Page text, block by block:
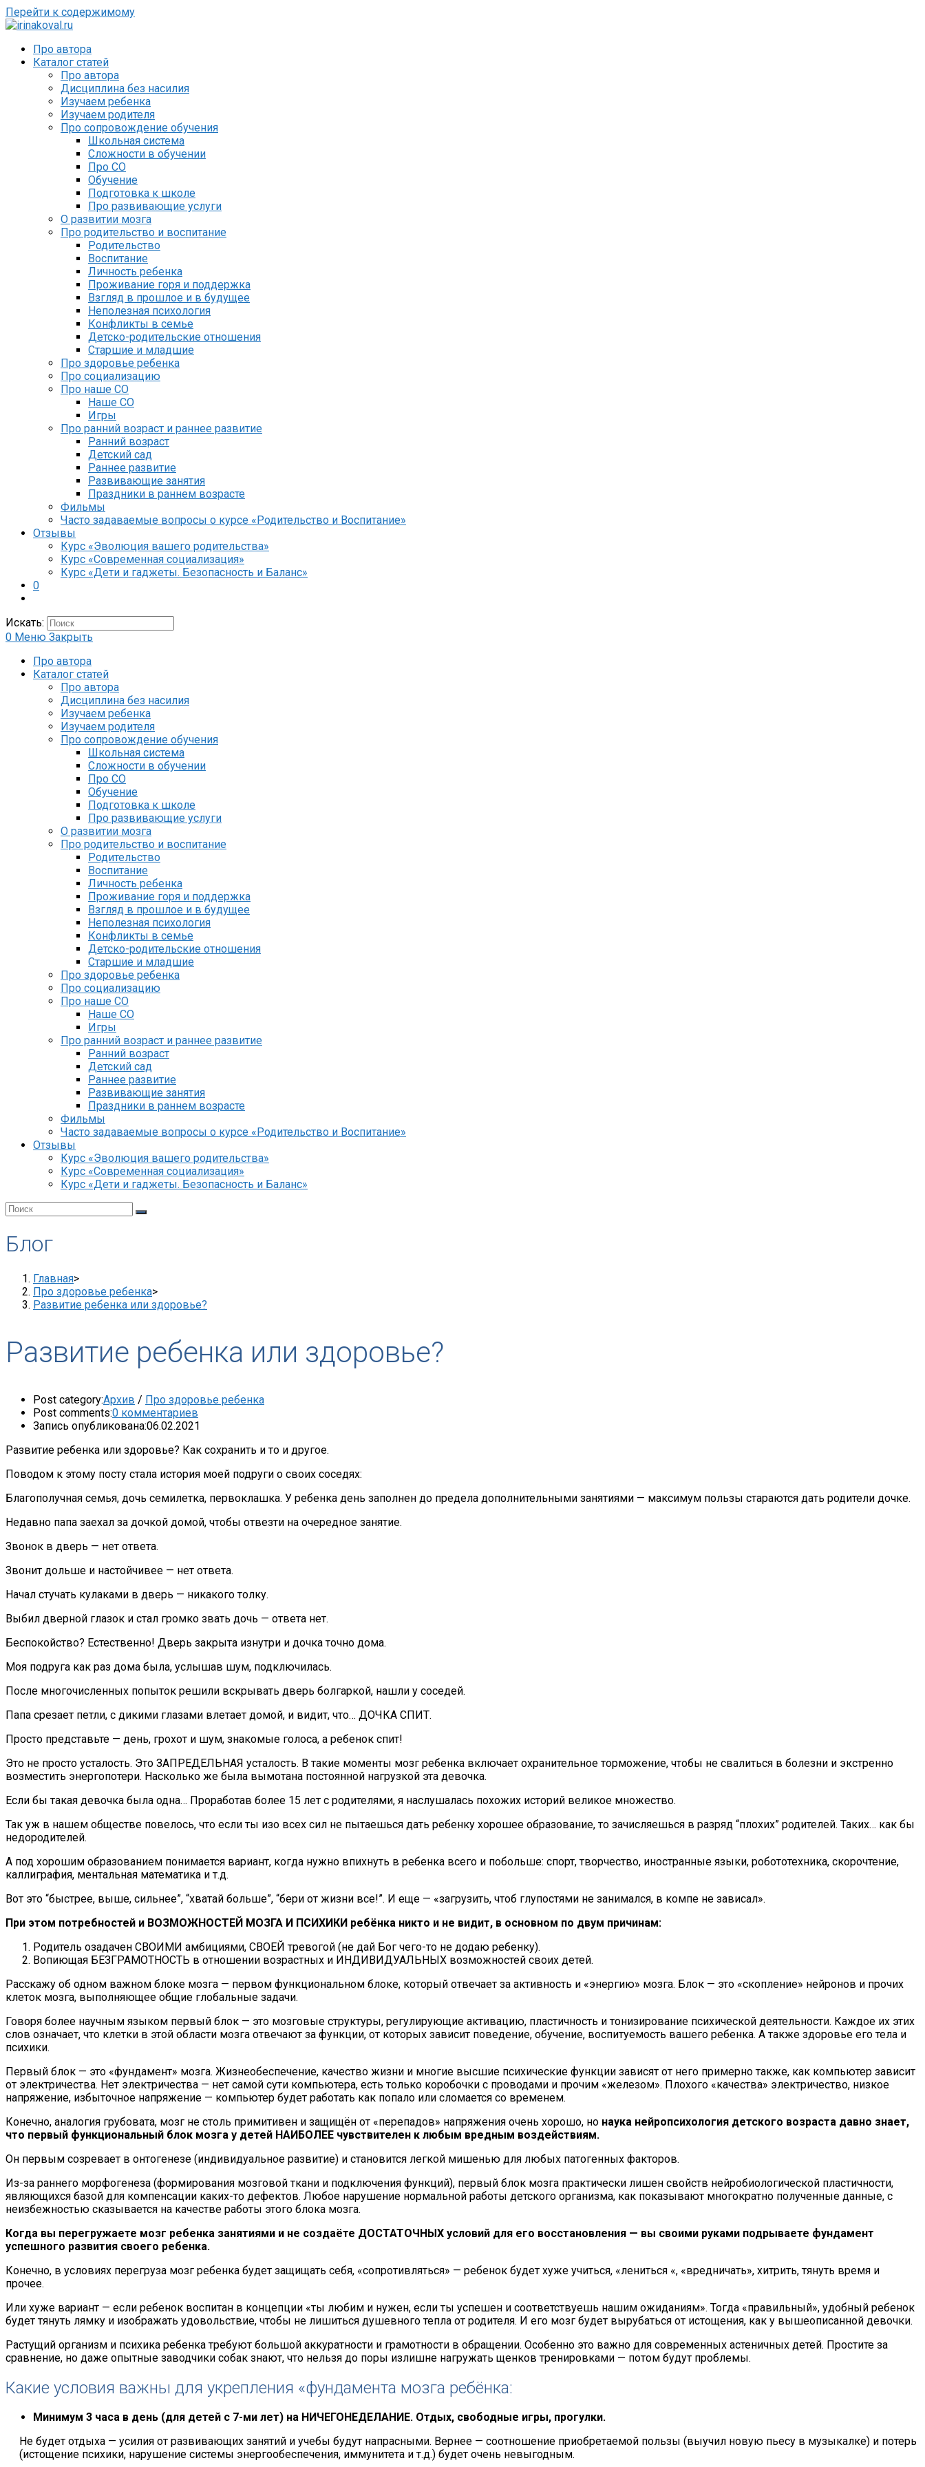
Перейти к содержимому
Про автора
Каталог статей
Про автора
Дисциплина без насилия
Изучаем ребенка
Изучаем родителя
Про сопровождение обучения
Школьная система
Сложности в обучении
Про СО
Обучение
Подготовка к школе
Про развивающие услуги
О развитии мозга
Про родительство и воспитание
Родительство
Воспитание
Личность ребенка
Проживание горя и поддержка
Взгляд в прошлое и в будущее
Неполезная психология
Конфликты в семье
Детско-родительские отношения
Старшие и младшие
Про здоровье ребенка
Про социализацию
Про наше СО
Наше СО
Игры
Про ранний возраст и раннее развитие
Ранний возраст
Детский сад
Раннее развитие
Развивающие занятия
Праздники в раннем возрасте
Фильмы
Часто задаваемые вопросы о курсе «Родительство и Воспитание»
Отзывы
Курс «Эволюция вашего родительства»
Курс «Современная социализация»
Курс «Дети и гаджеты. Безопасность и Баланс»
0
Искать:
0 Меню Закрыть
Про автора
Каталог статей
Про автора
Дисциплина без насилия
Изучаем ребенка
Изучаем родителя
Про сопровождение обучения
Школьная система
Сложности в обучении
Про СО
Обучение
Подготовка к школе
Про развивающие услуги
О развитии мозга
Про родительство и воспитание
Родительство
Воспитание
Личность ребенка
Проживание горя и поддержка
Взгляд в прошлое и в будущее
Неполезная психология
Конфликты в семье
Детско-родительские отношения
Старшие и младшие
Про здоровье ребенка
Про социализацию
Про наше СО
Наше СО
Игры
Про ранний возраст и раннее развитие
Ранний возраст
Детский сад
Раннее развитие
Развивающие занятия
Праздники в раннем возрасте
Фильмы
Часто задаваемые вопросы о курсе «Родительство и Воспитание»
Отзывы
Курс «Эволюция вашего родительства»
Курс «Современная социализация»
Курс «Дети и гаджеты. Безопасность и Баланс»
Блог
Главная>
Про здоровье ребенка>
Развитие ребенка или здоровье?
Развитие ребенка или здоровье?
Post category:Архив / Про здоровье ребенка
Post comments:0 комментариев
Запись опубликована:06.02.2021
Развитие ребенка или здоровье? Как сохранить и то и другое.
Поводом к этому посту стала история моей подруги о своих соседях:
Благополучная семья, дочь семилетка, первоклашка. У ребенка день заполнен до предела дополнительными занятиями — максимум пользы стараются дать родители дочке.
Недавно папа заехал за дочкой домой, чтобы отвезти на очередное занятие.
Звонок в дверь — нет ответа.
Звонит дольше и настойчивее — нет ответа.
Начал стучать кулаками в дверь — никакого толку.
Выбил дверной глазок и стал громко звать дочь — ответа нет.
Беспокойство? Естественно! Дверь закрыта изнутри и дочка точно дома.
Моя подруга как раз дома была, услышав шум, подключилась.
После многочисленных попыток решили вскрывать дверь болгаркой, нашли у соседей.
Папа срезает петли, с дикими глазами влетает домой, и видит, что… ДОЧКА СПИТ.
Просто представьте — день, грохот и шум, знакомые голоса, а ребенок спит!
Это не просто усталость. Это ЗАПРЕДЕЛЬНАЯ усталость. В такие моменты мозг ребенка включает охранительное торможение, чтобы не свалиться в болезни и экстренно
возместить энергопотери. Насколько же была вымотана постоянной нагрузкой эта девочка.
Если бы такая девочка была одна… Проработав более 15 лет с родителями, я наслушалась похожих историй великое множество.
Так уж в нашем обществе повелось, что если ты изо всех сил не пытаешься дать ребенку хорошее образование, то зачисляешься в разряд “плохих” родителей. Таких… как бы
недородителей.
А под хорошим образованием понимается вариант, когда нужно впихнуть в ребенка всего и побольше: спорт, творчество, иностранные языки, робототехника, скорочтение,
каллиграфия, ментальная математика и т.д.
Вот это “быстрее, выше, сильнее”, “хватай больше”, “бери от жизни все!”. И еще — «загрузить, чтоб глупостями не занимался, в компе не зависал».
При этом потребностей и ВОЗМОЖНОСТЕЙ МОЗГА И ПСИХИКИ ребёнка никто и не видит, в основном по двум причинам:
Родитель озадачен СВОИМИ амбициями, СВОЕЙ тревогой (не дай Бог чего-то не додаю ребенку).
Вопиющая БЕЗГРАМОТНОСТЬ в отношении возрастных и ИНДИВИДУАЛЬНЫХ возможностей своих детей.
Расскажу об одном важном блоке мозга — первом функциональном блоке, который отвечает за активность и «энергию» мозга. Блок — это «скопление» нейронов и прочих
клеток мозга, выполняющее общие глобальные задачи.
Говоря более научным языком первый блок — это мозговые структуры, регулирующие активацию, пластичность и тонизирование психической деятельности. Каждое их этих
слов означает, что клетки в этой области мозга отвечают за функции, от которых зависит поведение, обучение, воспитуемость вашего ребенка. А также здоровье его тела и
психики.
Первый блок — это «фундамент» мозга. Жизнеобеспечение, качество жизни и многие высшие психические функции зависят от него примерно также, как компьютер зависит
от электричества. Нет электричества — нет самой сути компьютера, есть только коробочки с проводами и прочим «железом». Плохого «качества» электричество, низкое
напряжение, избыточное напряжение — компьютер будет работать как попало или сломается со временем.
Конечно, аналогия грубовата, мозг не столь примитивен и защищён от «перепадов» напряжения очень хорошо, но наука нейропсихология детского возраста давно знает,
что первый функциональный блок мозга у детей НАИБОЛЕЕ чувствителен к любым вредным воздействиям.
Он первым созревает в онтогенезе (индивидуальное развитие) и становится легкой мишенью для любых патогенных факторов.
Из-за раннего морфогенеза (формирования мозговой ткани и подключения функций), первый блок мозга практически лишен свойств нейробиологической пластичности,
являющихся базой для компенсации каких-то дефектов. Любое нарушение нормальной работы детского организма, как показывают многократно полученные данные, с
неизбежностью сказывается на качестве работы этого блока мозга.
Когда вы перегружаете мозг ребенка занятиями и не создаёте ДОСТАТОЧНЫХ условий для его восстановления — вы своими руками подрываете фундамент
успешного развития своего ребенка.
Конечно, в условиях перегруза мозг ребенка будет защищать себя, «сопротивляться» — ребенок будет хуже учиться, «лениться «, «вредничать», хитрить, тянуть время и
прочее.
Или хуже вариант — если ребенок воспитан в концепции «ты любим и нужен, если ты успешен и соответствуешь нашим ожиданиям». Тогда «правильный», удобный ребенок
будет тянуть лямку и изображать удовольствие, чтобы не лишиться душевного тепла от родителя. И его мозг будет вырубаться от истощения, как у вышеописанной девочки.
Растущий организм и психика ребенка требуют большой аккуратности и грамотности в обращении. Особенно это важно для современных астеничных детей. Простите за
сравнение, но даже опытные заводчики собак знают, что нельзя до поры излишне нагружать щенков тренировками — потом будут проблемы.
Какие условия важны для укрепления «фундамента мозга ребёнка:
Минимум 3 часа в день (для детей с 7-ми лет) на НИЧЕГОНЕДЕЛАНИЕ. Отдых, свободные игры, прогулки.
Не будет отдыха — усилия от развивающих занятий и учебы будут напрасными. Вернее — соотношение приобретаемой пользы (выучил новую пьесу в музыкалке) и потерь
(истощение психики, нарушение системы энергообеспечения, иммунитета и т.д.) будет очень невыгодным.